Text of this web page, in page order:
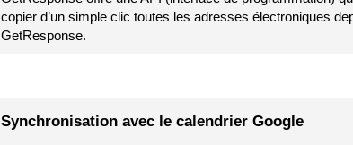
copier d’un simple clic toutes les adresses électroniques
GetResponse.
Synchronisation avec le calendrier Google